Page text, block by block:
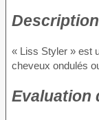
Description
« Liss Styler » est
cheveux ondulés
Evaluation